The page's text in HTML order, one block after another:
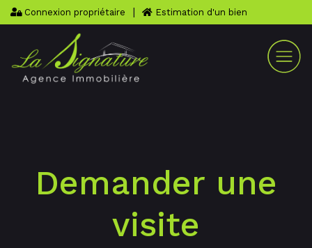
Connexion propriétaire | Estimation d'un bien
Demander une
visite